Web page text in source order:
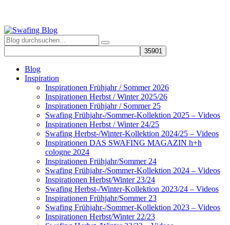
Blog
Inspiration
Inspirationen Frühjahr / Sommer 2026
Inspirationen Herbst / Winter 2025/26
Inspirationen Frühjahr / Sommer 25
Swafing Frühjahr-/Sommer-Kollektion 2025 – Videos
Inspirationen Herbst / Winter 24/25
Swafing Herbst-/Winter-Kollektion 2024/25 – Videos
Inspirationen DAS SWAFING MAGAZIN h+h
cologne 2024
Inspirationen Frühjahr/Sommer 24
Swafing Frühjahr-/Sommer-Kollektion 2024 – Videos
Inspirationen Herbst/Winter 23/24
Swafing Herbst-/Winter-Kollektion 2023/24 – Videos
Inspirationen Frühjahr/Sommer 23
Swafing Frühjahr-/Sommer-Kollektion 2023 – Videos
Inspirationen Herbst/Winter 22/23